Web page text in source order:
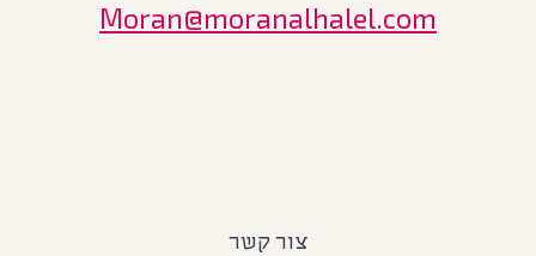
Moran@moranalhalel.com
צור קשר